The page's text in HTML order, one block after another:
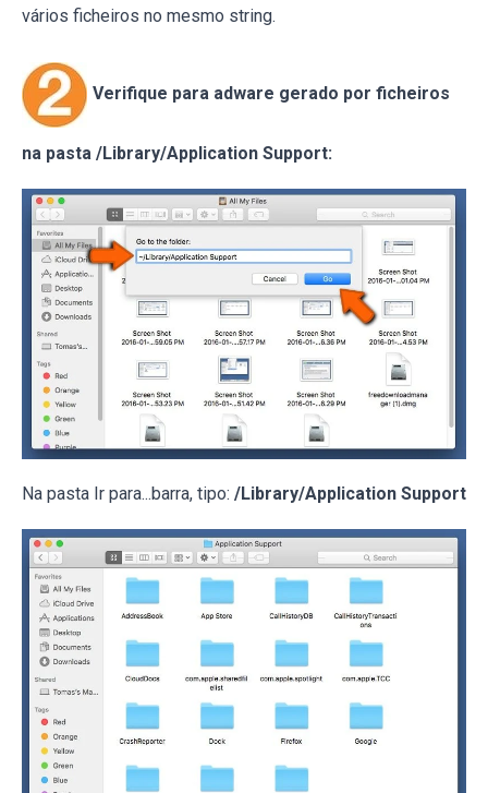
vários ficheiros no mesmo string.
Verifique para adware gerado por ficheiros
na pasta /Library/Application Support:
Na pasta Ir para...barra, tipo: /Library/Application Support